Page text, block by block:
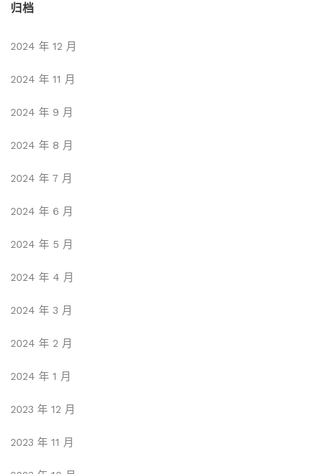
归档
2024 年 12 月
2024 年 11 月
2024 年 9 月
2024 年 8 月
2024 年 7 月
2024 年 6 月
2024 年 5 月
2024 年 4 月
2024 年 3 月
2024 年 2 月
2024 年 1 月
2023 年 12 月
2023 年 11 月